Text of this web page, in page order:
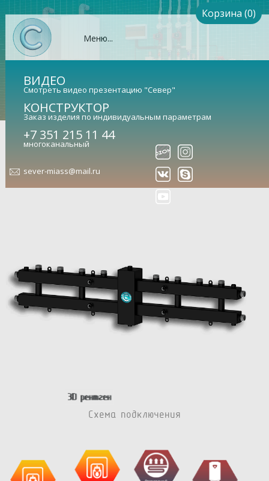
Меню...
Корзина (0)
ВИДЕО
Смотреть видео презентацию "Север"
КОНСТРУКТОР
Заказ изделия по индивидуальным параметрам
+7 351 215 11 44
многоканальный
sever-miass@mail.ru
Гидрострелка Север-BKМ2+1
(сталь 09Г2С)
Гидравлический разделитель универсальный (арт.
Схема подключения